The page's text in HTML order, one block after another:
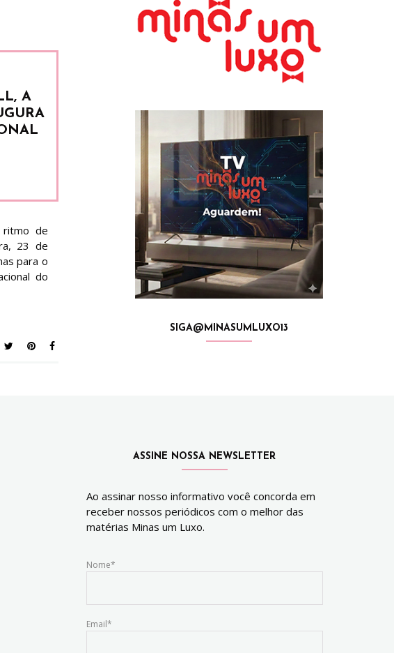
A
ritmo de
23 de
para o
do
SIGA@MINASUMLUXO13
ASSINE NOSSA NEWSLETTER
Ao assinar nosso informativo você concorda em
receber nossos periódicos com o melhor das
matérias Minas um Luxo.
Nome*
Email*